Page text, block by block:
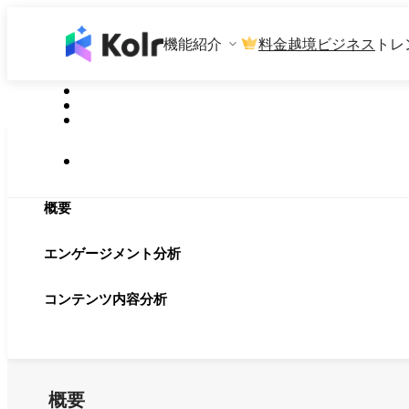
機能紹介 料金越境ビジネス ト
概要
エンゲージメント分析
コンテンツ内容分析
概要